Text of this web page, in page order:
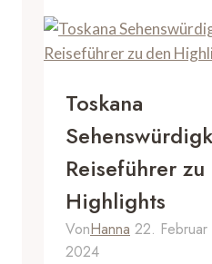
April:
Top
für
Toskana
Reiseführer zu
Highlights
VonHanna 22.
2024